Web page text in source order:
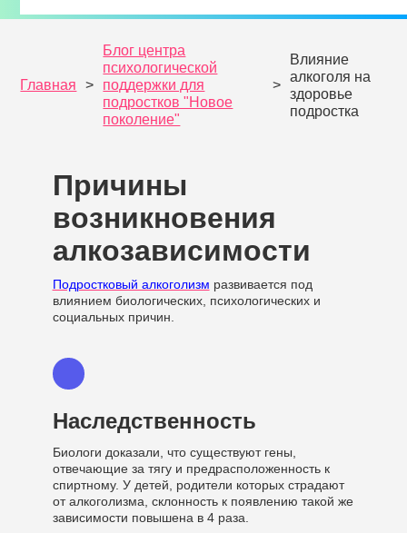
Главная >
Блог центра
психологической
поддержки для
подростков "Новое
поколение"
>
Влияние
алкоголя на
здоровье
подростка
Причины
возникновения
алкозависимости
Подростковый алкоголизм развивается под
влиянием биологических, психологических и
социальных причин.
Наследственность
Биологи доказали, что существуют гены,
отвечающие за тягу и предрасположенность к
спиртному. У детей, родители которых страдают
от алкоголизма, склонность к появлению такой же
зависимости повышена в 4 раза.